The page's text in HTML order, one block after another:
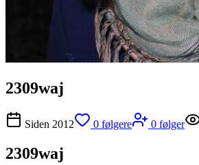
2309waj
Siden 2012 0 følgere 0 følger
2309waj